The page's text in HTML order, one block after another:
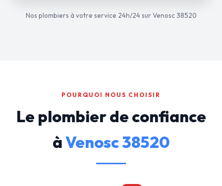
Nos plombiers à votre service 24h/24 sur Venosc 38520
POURQUOI NOUS CHOISIR
Le plombier de confiance
àVenosc 38520